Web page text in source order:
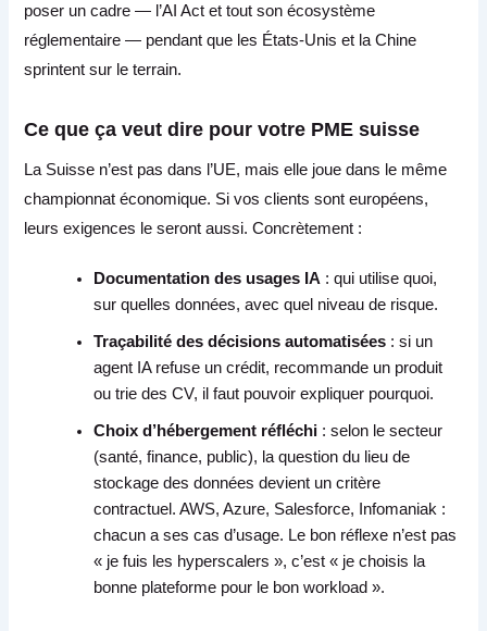
poser un cadre — l’AI Act et tout son écosystème
réglementaire — pendant que les États-Unis et la Chine
sprintent sur le terrain.
Ce que ça veut dire pour votre PME suisse
La Suisse n’est pas dans l’UE, mais elle joue dans le même
championnat économique. Si vos clients sont européens,
leurs exigences le seront aussi. Concrètement :
Documentation des usages IA : qui utilise quoi,
sur quelles données, avec quel niveau de risque.
Traçabilité des décisions automatisées : si un
agent IA refuse un crédit, recommande un produit
ou trie des CV, il faut pouvoir expliquer pourquoi.
Choix d’hébergement réfléchi : selon le secteur
(santé, finance, public), la question du lieu de
stockage des données devient un critère
contractuel. AWS, Azure, Salesforce, Infomaniak :
chacun a ses cas d’usage. Le bon réflexe n’est pas
« je fuis les hyperscalers », c’est « je choisis la
bonne plateforme pour le bon workload ».